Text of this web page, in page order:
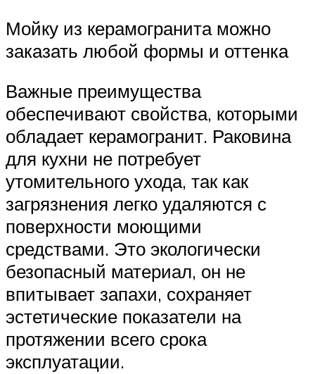
Мойку из керамогранита можно
заказать любой формы и оттенка
Важные преимущества
обеспечивают свойства, которыми
обладает керамогранит. Раковина
для кухни не потребует
утомительного ухода, так как
загрязнения легко удаляются с
поверхности моющими
средствами. Это экологически
безопасный материал, он не
впитывает запахи, сохраняет
эстетические показатели на
протяжении всего срока
эксплуатации.